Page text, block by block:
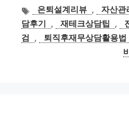
태
그
은퇴설계리뷰 , 자산관
담후기
, 재테크상담팁 ,
검
, 퇴직후재무상담활용법
비